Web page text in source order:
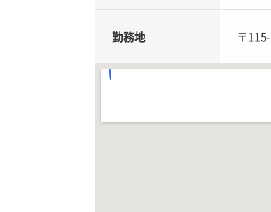
勤務地 〒